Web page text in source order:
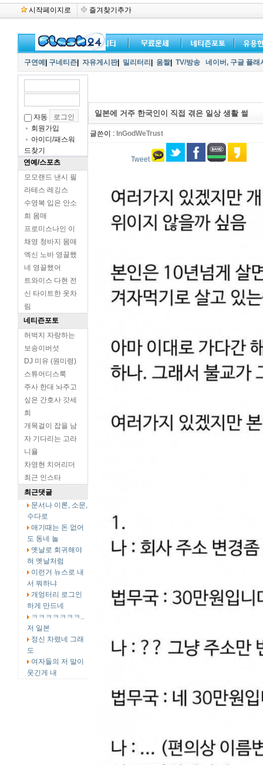
시작페이지로 즐겨찾기추가
구연예 구네티즌 자유게시판| 밀리터리 움짤| TV/방송 네이버, 구글 플
자동
회원가입
아이디/패스워
드찾기
연예/스포츠
모모랜드 낸시 필
라테스 레깅스
수영복 입은 안소
희 몸매
프로미스나인 이
채영 청바지 몸매
엑신 노바 영끌했
네 영끌했어
트와이스 다현 전
신 타이트한 옷차
림
네티즌포토
허벅지 자랑하는
보송이버섯
DJ 미유 (원미령)
스튜어디스룩
주사 한대 놔주고
싶은 간호사 갓세
희
개목걸이 잡을 남
자 기다리는 고라
니율
차영현 치어리더
최근 인스타
최근댓글
문서나 이론, 소문,
수다로
애기때는 돈 없어
도 동네 놀
옛날로 회귀해야
혀 옛날처럼
이런거 뉴스로 내
서 뭐하냐
개엉터리 로그인
하게 만드네
ㅋㅋㅋㅋㅋㅋㅋ..
저 일본
정신 차렸네 그래
도
여자들의 저 말이
웃긴게 내
일본에 거주 한국인이 직접 겪은 일상 생활 썰
글쓴이 : InGodWeTrust
Tweet